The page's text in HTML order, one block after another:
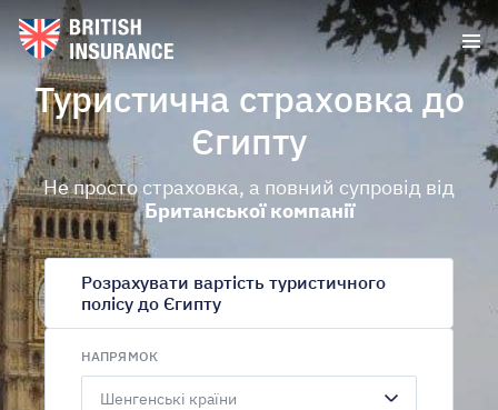
Туристична страховка до
Єгипту
Не просто страховка, а повний супровід від
Британської компанії
Розрахувати вартість туристичного
полісу до Єгипту
НАПРЯМОК
Шенгенські країни